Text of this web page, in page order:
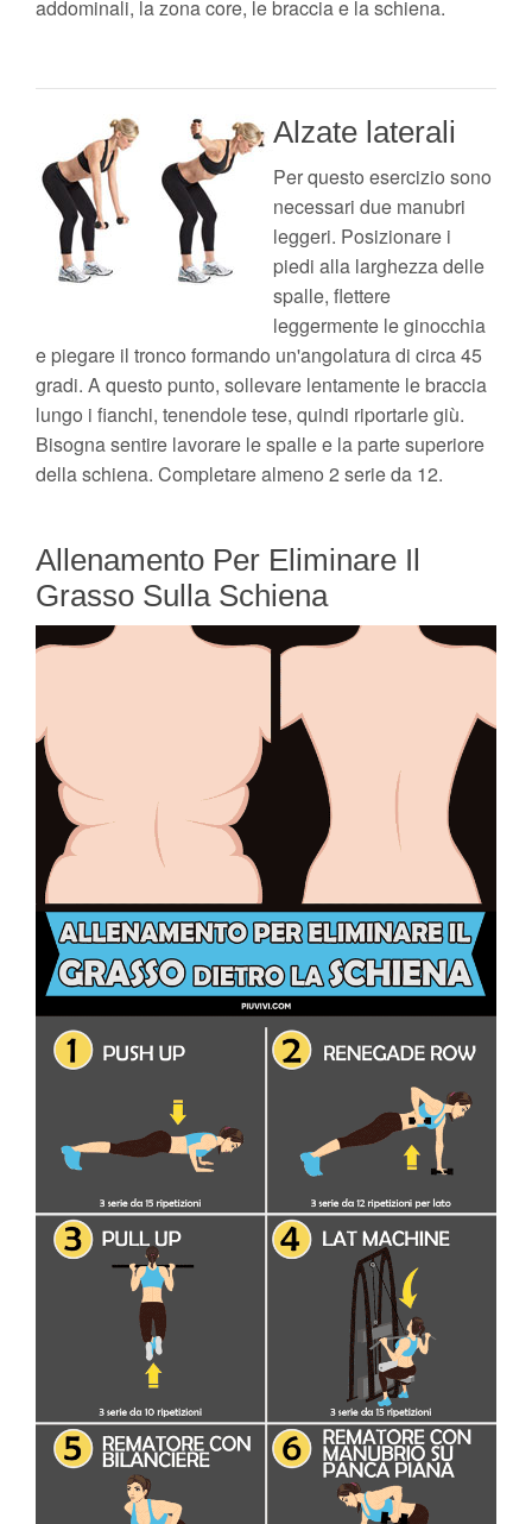
addominali, la zona core, le braccia e la schiena.
Alzate laterali
Per questo esercizio sono
necessari due manubri
leggeri. Posizionare i
piedi alla larghezza delle
spalle, flettere
leggermente le ginocchia
e piegare il tronco formando un'angolatura di circa 45
gradi. A questo punto, sollevare lentamente le braccia
lungo i fianchi, tenendole tese, quindi riportarle giù.
Bisogna sentire lavorare le spalle e la parte superiore
della schiena. Completare almeno 2 serie da 12.
Allenamento Per Eliminare Il
Grasso Sulla Schiena